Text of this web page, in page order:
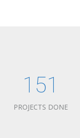
151
PROJECTS DONE